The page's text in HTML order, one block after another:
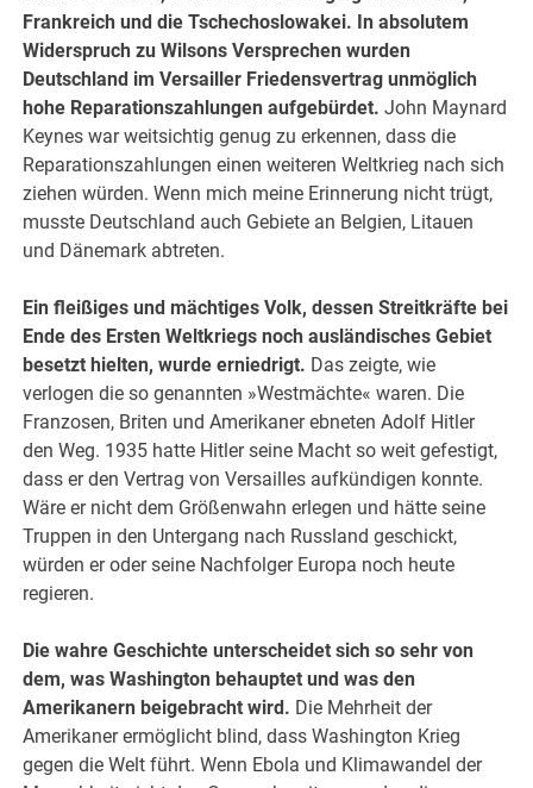
Frankreich und die Tschechoslowakei. In absolutem
Widerspruch zu Wilsons Versprechen wurden
Deutschland im Versailler Friedensvertrag unmöglich
hohe Reparationszahlungen aufgebürdet. John Maynard
Keynes war weitsichtig genug zu erkennen, dass die
Reparationszahlungen einen weiteren Weltkrieg nach sich
ziehen würden. Wenn mich meine Erinnerung nicht trügt,
musste Deutschland auch Gebiete an Belgien, Litauen
und Dänemark abtreten.
Ein fleißiges und mächtiges Volk, dessen Streitkräfte bei
Ende des Ersten Weltkriegs noch ausländisches Gebiet
besetzt hielten, wurde erniedrigt. Das zeigte, wie
verlogen die so genannten »Westmächte« waren. Die
Franzosen, Briten und Amerikaner ebneten Adolf Hitler
den Weg. 1935 hatte Hitler seine Macht so weit gefestigt,
dass er den Vertrag von Versailles aufkündigen konnte.
Wäre er nicht dem Größenwahn erlegen und hätte seine
Truppen in den Untergang nach Russland geschickt,
würden er oder seine Nachfolger Europa noch heute
regieren.
Die wahre Geschichte unterscheidet sich so sehr von
dem, was Washington behauptet und was den
Amerikanern beigebracht wird. Die Mehrheit der
Amerikaner ermöglicht blind, dass Washington Krieg
gegen die Welt führt. Wenn Ebola und Klimawandel der